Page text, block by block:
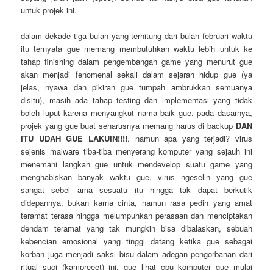
untuk projek ini.
dalam dekade tiga bulan yang terhitung dari bulan februari waktu
itu ternyata gue memang membutuhkan waktu lebih untuk ke
tahap finishing dalam pengembangan game yang menurut gue
akan menjadi fenomenal sekali dalam sejarah hidup gue (ya
jelas, nyawa dan pikiran gue tumpah ambrukkan semuanya
disitu), masih ada tahap testing dan implementasi yang tidak
boleh luput karena menyangkut nama baik gue. pada dasarnya,
projek yang gue buat seharusnya memang harus di backup DAN
ITU UDAH GUE LAKUIN!!!!. namun apa yang terjadi? virus
sejenis malware tiba-tiba menyerang komputer yang sejauh ini
menemani langkah gue untuk mendevelop suatu game yang
menghabiskan banyak waktu gue, virus ngeselin yang gue
sangat sebel ama sesuatu itu hingga tak dapat berkutik
didepannya, bukan karna cinta, namun rasa pedih yang amat
teramat terasa hingga melumpuhkan perasaan dan menciptakan
dendam teramat yang tak mungkin bisa dibalaskan, sebuah
kebencian emosional yang tinggi datang ketika gue sebagai
korban juga menjadi saksi bisu dalam adegan pengorbanan dari
ritual suci (kampreeet) ini. gue lihat cpu komputer gue mulai